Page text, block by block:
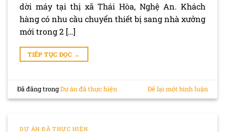
dời máy tại thị xã Thái Hòa, Nghệ An. Khách
hàng có nhu cầu chuyển thiết bị sang nhà xưởng
mới trong 2 […]
TIẾP TỤC ĐỌC →
Đã đăng trongDự án đã thực hiện Để lại một bình luận
DỰ ÁN ĐÃ THỰC HIỆN